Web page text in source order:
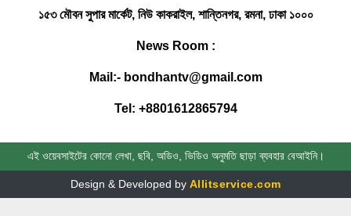
পুলিশী অভিযানে উদ্ধার
উদ্ধার
সোনাগাজীতে সাবেক রাস্ট্রপতি জিয়াউর
রহমানের ৪৭ তম মৃত্যুবার্ষিকী পালিত
১৫৩ মৌবন সুপার মার্কেট, নিউ কাকরাইল, শান্তিনগর, রমনা, ঢাকা ১০০০
News Room :
Mail:- bondhantv@gmail.com
Tel: +8801612865794
এই ওয়েবসাইটের কোনো লেখা, ছবি, অডিও, ভিডিও অনুমতি ছাড়া ব্যবহার বেআইনি।
Design & Developed by Allitservice.com